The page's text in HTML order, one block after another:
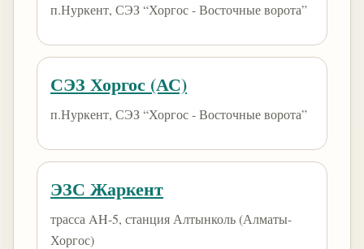
п.Нуркент, СЭЗ “Хоргос - Восточные ворота”
СЭЗ Хоргос (АС)
п.Нуркент, СЭЗ “Хоргос - Восточные ворота”
ЭЗС Жаркент
трасса AH-5, станция Алтынколь (Алматы-
Хоргос)